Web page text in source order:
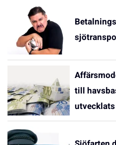
till
utvecklats